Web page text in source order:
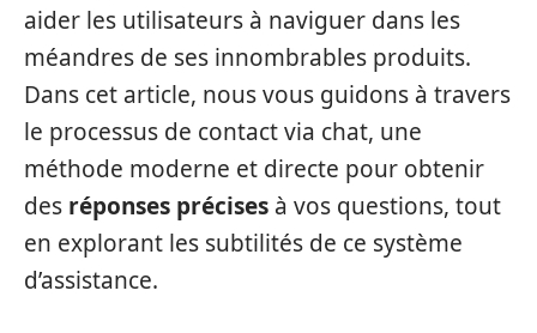
aider les utilisateurs à naviguer dans les
méandres de ses innombrables produits.
Dans cet article, nous vous guidons à travers
le processus de contact via chat, une
méthode moderne et directe pour obtenir
des réponses précises à vos questions, tout
en explorant les subtilités de ce système
d’assistance.